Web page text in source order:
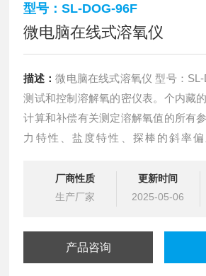
型号：SL-DOG-96F
微电脑在线式溶氧仪
描述：微电脑在线式溶氧仪 型号：SL-DOG-96F是种用于
测试和控制溶解氧的密仪表。个内藏
计算和补偿有关测定溶解氧值的所有
力特性、盐度特性、探棒的斜率
线路故障时仍能保存其校正和设定点
厂商性质
生产厂家
更新时间
2025-05-06
产品咨询